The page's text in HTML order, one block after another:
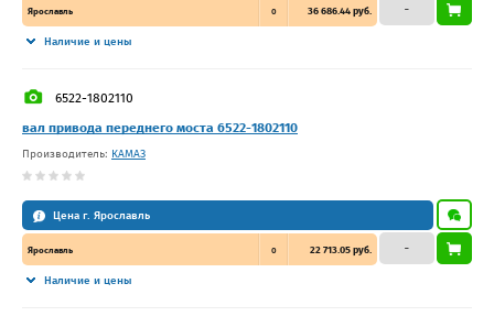
Ярославль 0 36 686.44 руб.
Наличие и цены
–
6522-1802110
вал привода переднего моста 6522-1802110
Производитель: КАМАЗ
Цена г. Ярославль
Ярославль 0 22 713.05 руб.
Наличие и цены
–